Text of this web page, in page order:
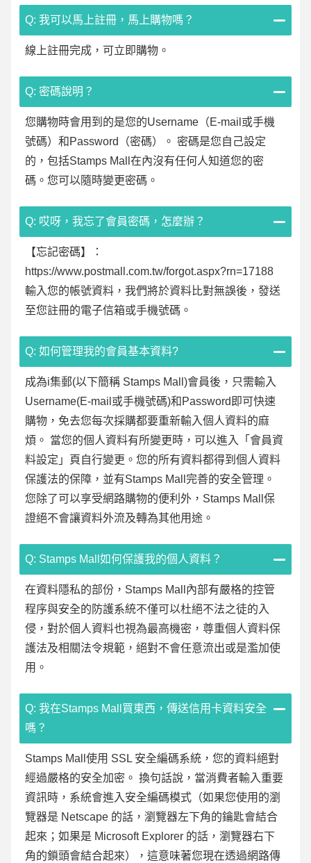
Q: 我可以馬上註冊，馬上購物嗎？
線上註冊完成，可立即購物。
Q: 密碼說明？
您購物時會用到的是您的Username（E-mail或手機
號碼）和Password（密碼）。 密碼是您自己設定
的，包括Stamps Mall在內沒有任何人知道您的密
碼。您可以隨時變更密碼。
Q: 哎呀，我忘了會員密碼，怎麼辦？
【忘記密碼】：
https://www.postmall.com.tw/forgot.aspx?rn=17188
輸入您的帳號資料，我們將於資料比對無誤後，發送
至您註冊的電子信箱或手機號碼。
Q: 如何管理我的會員基本資料?
成為i集郵(以下簡稱 Stamps Mall)會員後，只需輸入
Username(E-mail或手機號碼)和Password即可快速
購物，免去您每次採購都要重新輸入個人資料的麻
煩。 當您的個人資料有所變更時，可以進入「會員資
料設定」頁自行變更。您的所有資料都得到個人資料
保護法的保障，並有Stamps Mall完善的安全管理。
您除了可以享受網路購物的便利外，Stamps Mall保
證絕不會讓資料外流及轉為其他用途。
Q: Stamps Mall如何保護我的個人資料？
在資料隱私的部份，Stamps Mall內部有嚴格的控管
程序與安全的防護系統不僅可以杜絕不法之徒的入
侵，對於個人資料也視為最高機密，尊重個人資料保
護法及相關法令規範，絕對不會任意流出或是濫加使
用。
Q: 我在Stamps Mall買東西，傳送信用卡資料安全
嗎？
Stamps Mall使用 SSL 安全編碼系統，您的資料絕對
經過嚴格的安全加密。 換句話說，當消費者輸入重要
資訊時，系統會進入安全編碼模式（如果您使用的瀏
覽器是 Netscape 的話，瀏覽器左下角的鑰匙會結合
起來；如果是 Microsoft Explorer 的話，瀏覽器右下
角的鎖頭會結合起來），這意味著您現在透過網路傳